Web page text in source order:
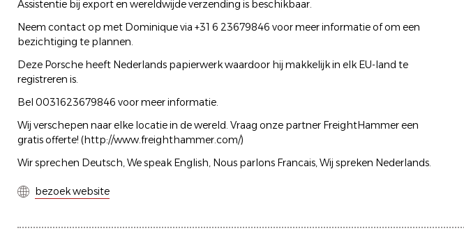
Assistentie bij export en wereldwijde verzending is beschikbaar.
Neem contact op met Dominique via +31 6 23679846 voor meer informatie of om een
bezichtiging te plannen.
Deze Porsche heeft Nederlands papierwerk waardoor hij makkelijk in elk EU-land te
registreren is.
Bel 0031623679846 voor meer informatie.
Wij verschepen naar elke locatie in de wereld. Vraag onze partner FreightHammer een
gratis offerte! (http://www.freighthammer.com/)
Wir sprechen Deutsch, We speak English, Nous parlons Francais, Wij spreken Nederlands.
bezoek website